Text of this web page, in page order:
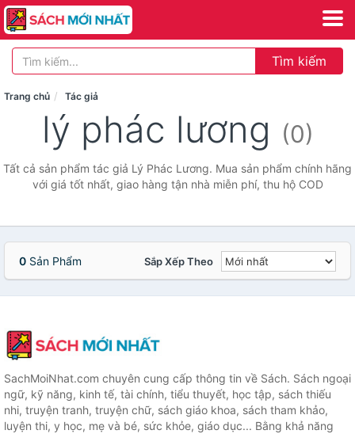
Tìm kiếm
Trang chủ Tác giả
lý phác lương (0)
Tất cả sản phẩm tác giả Lý Phác Lương. Mua sản phẩm chính hãng
với giá tốt nhất, giao hàng tận nhà miễn phí, thu hộ COD
0 Sản Phẩm Sắp Xếp Theo
SachMoiNhat.com chuyên cung cấp thông tin về Sách. Sách ngoại
ngữ, kỹ năng, kinh tế, tài chính, tiểu thuyết, học tập, sách thiếu
nhi, truyện tranh, truyện chữ, sách giáo khoa, sách tham khảo,
luyện thi, y học, mẹ và bé, sức khỏe, giáo dục... Bằng khả năng